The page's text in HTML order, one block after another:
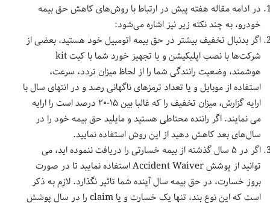
در ادامه مقاله هفته پیش در ارتباط با روش‌های کاهش حق بیمه
خودرو، به چند نکته زیر نیز اشاره می‌شود:
اگر بدنبال تخفیف بیشتر در حق بیمه اتومبیل خود هستید، بعضی از
شرکت‌ها با نصب اپلیکیشن و یا تجهیز خورد شما با کیت kit
هوشمند، وضعیت رانندگی شما را از لحاظ میزان تردد، سرعت،
استفاده از موبایل و یا تعداد ترمزهای ناگهانی رصد و در انتهای سال با
ارایه گزارش، میزان تخفیف را که غالبا بین ۱۵-۲۰ درصد است را ارایه
می نمایند. اگر راننده محتاطی هستید و مایلید حق بیمه خود را در
سال‌های بعد کاهش دهید از این روش استفاده نمایید.
اگر در ۵ سال گذشته از بیمه خسارتی را دریافت ننموده اید، می
توانید از پوشش Accident Waiver استفاده نمایید تا در صورت
بروز خسارت، در حق بیمه سال آینده شما تاثیر نگذارد. لازم به ذکر
است که این نوع بند، تنها یک خسارت و یا claim را در سال پوشش